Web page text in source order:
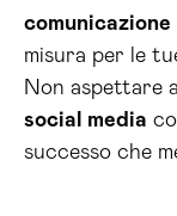
comunicazione
misura per le
Non aspettare
social media
successo che